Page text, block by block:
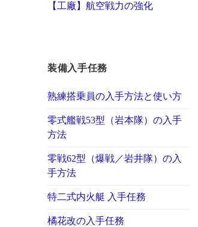
【工廠】航空戦力の強化
装備入手任務
熟練搭乗員の入手方法と使い方
零式艦戦53型（岩本隊）の入手
方法
零戦62型（爆戦／岩井隊）の入
手方法
特二式内火艇 入手任務
橘花改の入手任務